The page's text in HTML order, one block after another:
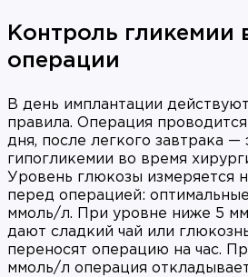
Контроль гликемии
операции
В день имплантации
правила. Операция
дня, после легкого завтрака —
гипогликемии во время
Уровень глюкозы измеряется
перед операцией: оптимальные
ммоль/л. При уровне ниже 5
дают сладкий чай или
переносят операцию на час.
ммоль/л операция